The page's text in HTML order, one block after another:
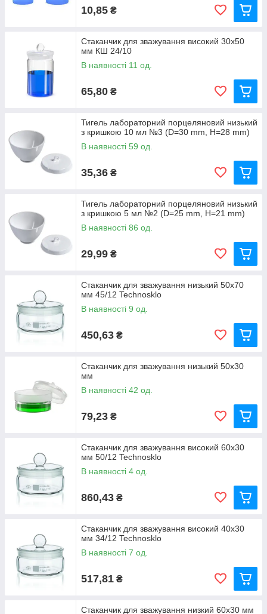
10,85 ₴
Стаканчик для зважування високий 30х50
мм КШ 24/10
В наявності 11 од.
65,80 ₴
Тигель лабораторний порцеляновий низький
з кришкою 10 мл №3 (D=30 mm, H=28 mm)
В наявності 59 од.
35,36 ₴
Тигель лабораторний порцеляновий низький
з кришкою 5 мл №2 (D=25 mm, H=21 mm)
В наявності 86 од.
29,99 ₴
Стаканчик для зважування низький 50х70
мм 45/12 Technosklo
В наявності 9 од.
450,63 ₴
Стаканчик для зважування низький 50х30
мм
В наявності 42 од.
79,23 ₴
Стаканчик для зважування високий 60х30
мм 50/12 Technosklo
В наявності 4 од.
860,43 ₴
Стаканчик для зважування високий 40х30
мм 34/12 Technosklo
В наявності 7 од.
517,81 ₴
Стаканчик для зважування низкий 60х30 мм